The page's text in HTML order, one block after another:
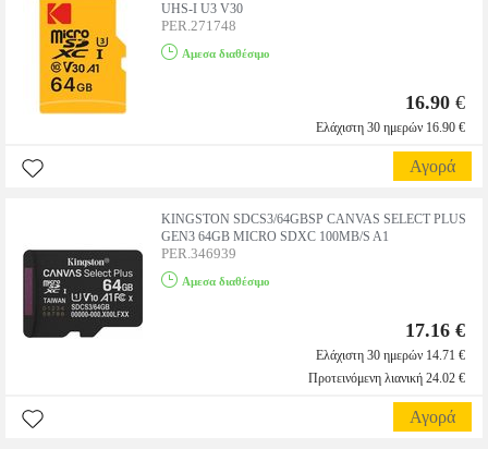
UHS-I U3 V30
PER.271748
Αμεσα διαθέσιμο
16.90 €
Ελάχιστη 30 ημερών 16.90 €
Αγορά
KINGSTON SDCS3/64GBSP CANVAS SELECT PLUS
GEN3 64GB MICRO SDXC 100MB/S A1
PER.346939
Αμεσα διαθέσιμο
17.16 €
Ελάχιστη 30 ημερών 14.71 €
Προτεινόμενη λιανική 24.02 €
Αγορά